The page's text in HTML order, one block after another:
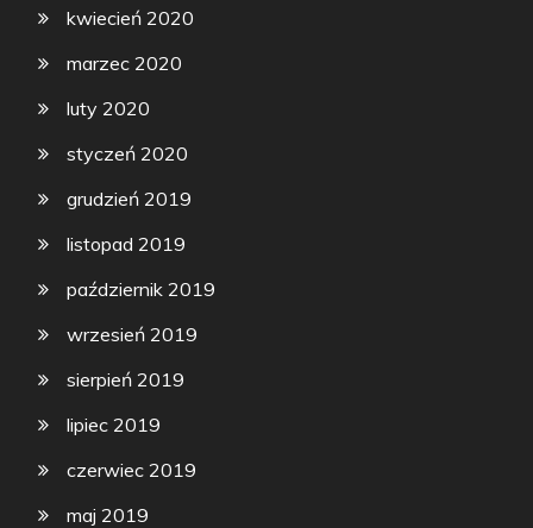
kwiecień 2020
marzec 2020
luty 2020
styczeń 2020
grudzień 2019
listopad 2019
październik 2019
wrzesień 2019
sierpień 2019
lipiec 2019
czerwiec 2019
maj 2019